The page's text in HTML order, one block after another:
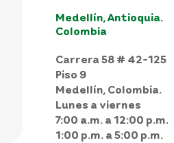
Medellín, Antioquia.
Colombia
Carrera 58 # 42-125
Piso 9
Medellín, Colombia.
Lunes a viernes
7:00 a.m. a 12:00 p.m.
1:00 p.m. a 5:00 p.m.